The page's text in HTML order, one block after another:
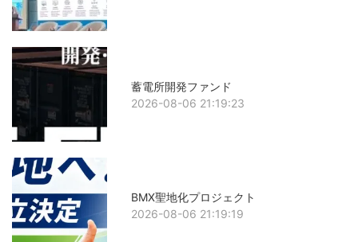
蓄電所開発ファンド
2026-08-06 21:19:23
BMX聖地化プロジェクト
2026-08-06 21:19:19